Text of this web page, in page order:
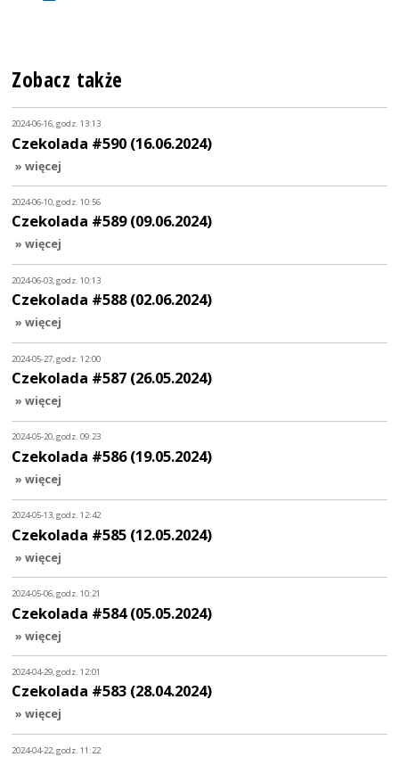
Zobacz także
2024-06-16, godz. 13:13
Czekolada #590 (16.06.2024)
» więcej
2024-06-10, godz. 10:56
Czekolada #589 (09.06.2024)
» więcej
2024-06-03, godz. 10:13
Czekolada #588 (02.06.2024)
» więcej
2024-05-27, godz. 12:00
Czekolada #587 (26.05.2024)
» więcej
2024-05-20, godz. 09:23
Czekolada #586 (19.05.2024)
» więcej
2024-05-13, godz. 12:42
Czekolada #585 (12.05.2024)
» więcej
2024-05-06, godz. 10:21
Czekolada #584 (05.05.2024)
» więcej
2024-04-29, godz. 12:01
Czekolada #583 (28.04.2024)
» więcej
2024-04-22, godz. 11:22